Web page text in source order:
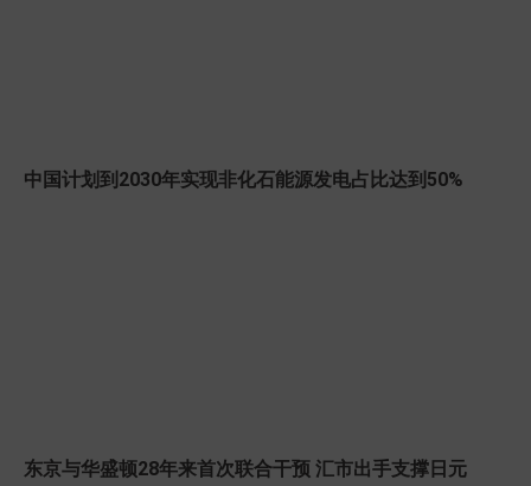
中国计划到2030年实现非化石能源发电占比达到50%
东京与华盛顿28年来首次联合干预 汇市出手支撑日元